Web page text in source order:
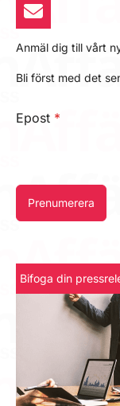
Anmäl dig till vårt
Bli först med det
Epost *
Prenumerera
Bifoga din